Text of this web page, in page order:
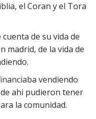
el Coran y el Tora
de su vida de
madrid, de la vida de
vendiendo
ahi pudieron tener
la comunidad.